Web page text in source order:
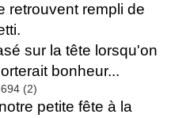
retrouvent rempli de
sur la tête lorsqu'on
bonheur...
petite fête à la